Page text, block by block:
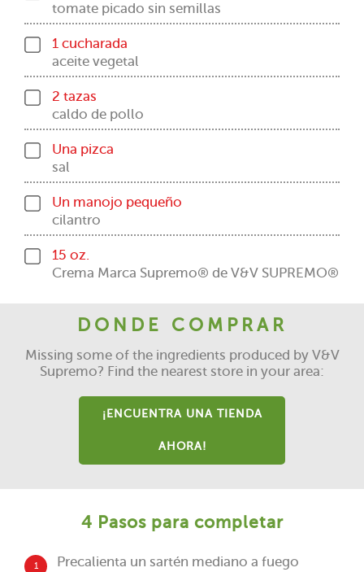
tomate picado sin semillas
1 cucharada
aceite vegetal
2 tazas
caldo de pollo
Una pizca
sal
Un manojo pequeño
cilantro
15 oz.
Crema Marca Supremo® de V&V SUPREMO®
DONDE COMPRAR
Missing some of the ingredients produced by V&V
Supremo? Find the nearest store in your area:
¡ENCUENTRA UNA TIENDA
AHORA!
4 Pasos para completar
1
Precalienta un sartén mediano a fuego